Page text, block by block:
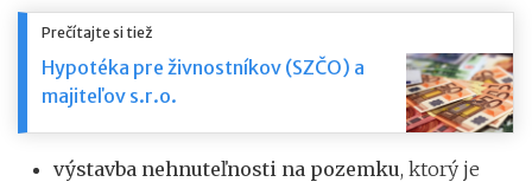
Prečítajte si tiež
Hypotéka pre živnostníkov (SZČO) a
majiteľov s.r.o.
výstavba nehnuteľnosti na pozemku, ktorý je